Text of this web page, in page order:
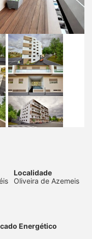
Localidade
Oliveira de Azemeis
Energético